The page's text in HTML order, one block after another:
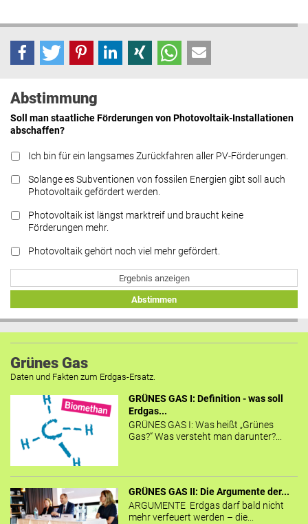
Abstimmung
Soll man staatliche Förderungen von Photovoltaik-Installationen
abschaffen?
Ich bin für ein langsames Zurückfahren aller PV-Förderungen.
Solange es Subventionen von fossilen Energien gibt soll auch
Photovoltaik gefördert werden.
Photovoltaik ist längst marktreif und braucht keine
Förderungen mehr.
Photovoltaik gehört noch viel mehr gefördert.
Ergebnis anzeigen
Abstimmen
Grünes Gas
Daten und Fakten zum Erdgas-Ersatz.
GRÜNES GAS I: Definition - was soll
Erdgas...
GRÜNES GAS I: Was heißt „Grünes
Gas?“ Was versteht man darunter?...
GRÜNES GAS II: Die Argumente der...
ARGUMENTE Erdgas darf bald nicht
mehr verfeuert werden – die...